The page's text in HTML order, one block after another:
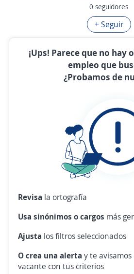
0 seguidores
+ Seguir
¡Ups! Parece que no hay
empleo que
¿Probamos de
Revisa la ortografía
Usa sinónimos o cargos más
Ajusta los filtros seleccionados
O crea una alerta y te
vacante con tus criterios